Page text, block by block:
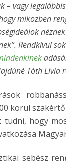
– vagy
miközben
Rendkívül
Tóth Lívia
körül
tudni, hogy
sebész